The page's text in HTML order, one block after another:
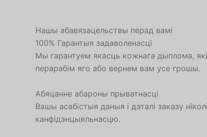
Нашы абавязацельствы перад вамі
100% Гарантыя задаволенасці
Мы гарантуем якасць кожнага дыплома,
перарабім яго або вернем вам усе грошы.
Абяцанне абароны прыватнасці
Вашы асабістыя даныя і дэталі заказу
канфідэнцыяльнасцю.